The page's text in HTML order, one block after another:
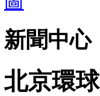
新聞中心
北京環